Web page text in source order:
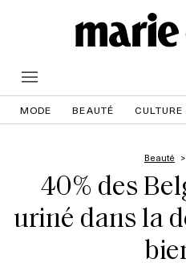
MODE BEAUTÉ CULTURE
Beauté
40% des
uriné dans la